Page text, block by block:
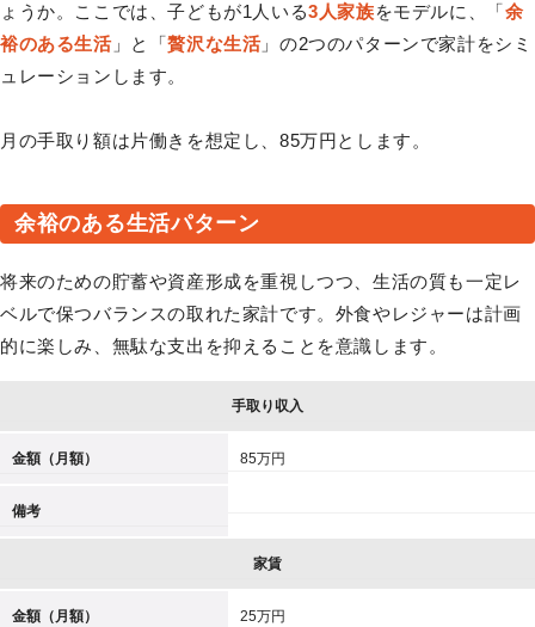
ょうか。ここでは、子どもが1人いる3人家族をモデルに、「余
裕のある生活」と「贅沢な生活」の2つのパターンで家計をシミ
ュレーションします。
月の手取り額は片働きを想定し、85万円とします。
余裕のある生活パターン
将来のための貯蓄や資産形成を重視しつつ、生活の質も一定レ
ベルで保つバランスの取れた家計です。外食やレジャーは計画
的に楽しみ、無駄な支出を抑えることを意識します。
手取り収入
金額（月額） 85万円
備考
家賃
金額（月額） 25万円